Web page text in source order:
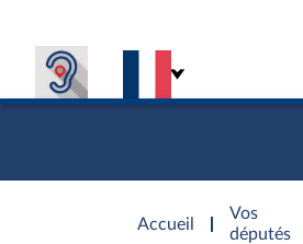
Accueil
d'accueil
Vos
députés